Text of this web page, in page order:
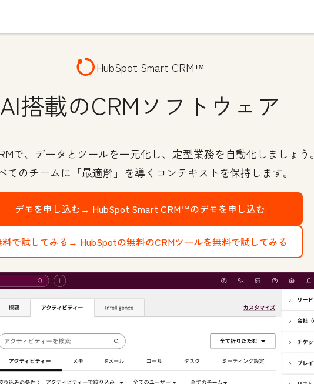
HubSpot Smart CRM™
AI搭載のCRMソフトウェア
で、データとツールを一元化し、定型業務を自動化しましょう。
てのチームに「最適解」を導くコンテキストを保持します。
デモを申し込む→ HubSpot Smart CRM™のデモを申し込む
料で試してみる→ HubSpotの無料のCRMツールを無料で試してみる